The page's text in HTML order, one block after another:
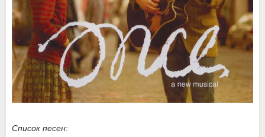
Список песен: